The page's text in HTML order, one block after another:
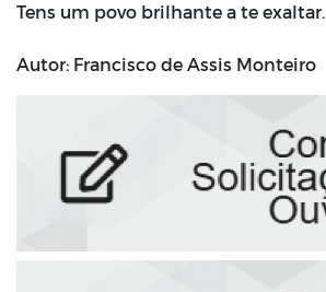
Tens um povo brilhante a te exaltar.
Autor: Francisco de Assis Monteiro